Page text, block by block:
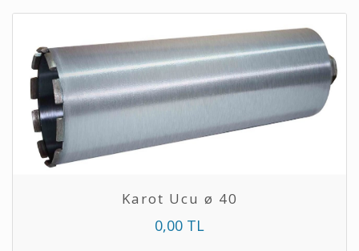
Karot Ucu ø 40
0,00 TL